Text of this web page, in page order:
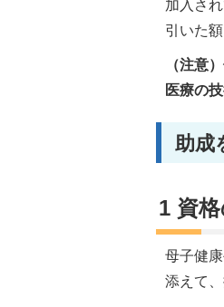
加入さ
引いた
（注意
医療の
助成
1 資
母子健
添えて